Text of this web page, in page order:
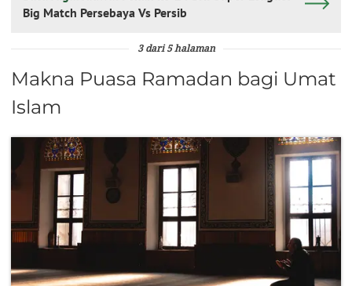
Big Match Persebaya Vs Persib
3 dari 5 halaman
Makna Puasa Ramadan bagi Umat
Islam